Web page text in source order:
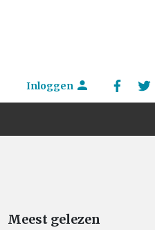
Inloggen
Meest gelezen